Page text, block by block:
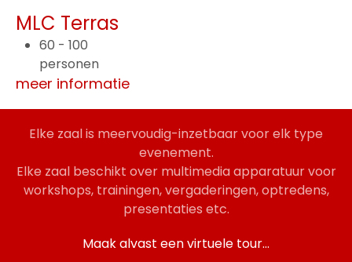
MLC Terras
60 - 100
personen
meer informatie
Elke zaal is meervoudig-inzetbaar voor elk type
evenement.
Elke zaal beschikt over multimedia apparatuur voor
workshops, trainingen, vergaderingen, optredens,
presentaties etc.
Maak alvast een virtuele tour...